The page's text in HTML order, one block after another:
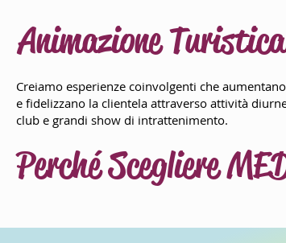
Animazione
Creiamo esperienze coinvolgenti che
e fidelizzano la clientela attraverso attività
club e grandi show di intrattenimento.
Perché Scegliere